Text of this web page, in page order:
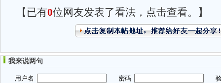
【已有0位网友发表了看法，点击查看。】
我来说两句
用户名 密码 验